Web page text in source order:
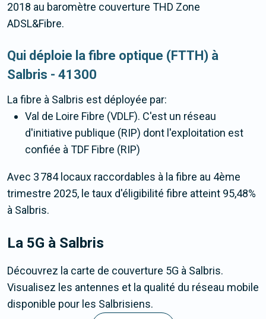
2018 au baromètre couverture THD Zone
ADSL&Fibre.
Qui déploie la fibre optique (FTTH) à
Salbris - 41300
La fibre à Salbris est déployée par:
Val de Loire Fibre (VDLF). C'est un réseau
d'initiative publique (RIP) dont l'exploitation est
confiée à TDF Fibre (RIP)
Avec 3 784 locaux raccordables à la fibre au 4ème
trimestre 2025, le taux d'éligibilité fibre atteint 95,48%
à Salbris.
La 5G à Salbris
Découvrez la carte de couverture 5G à Salbris.
Visualisez les antennes et la qualité du réseau mobile
disponible pour les Salbrisiens.